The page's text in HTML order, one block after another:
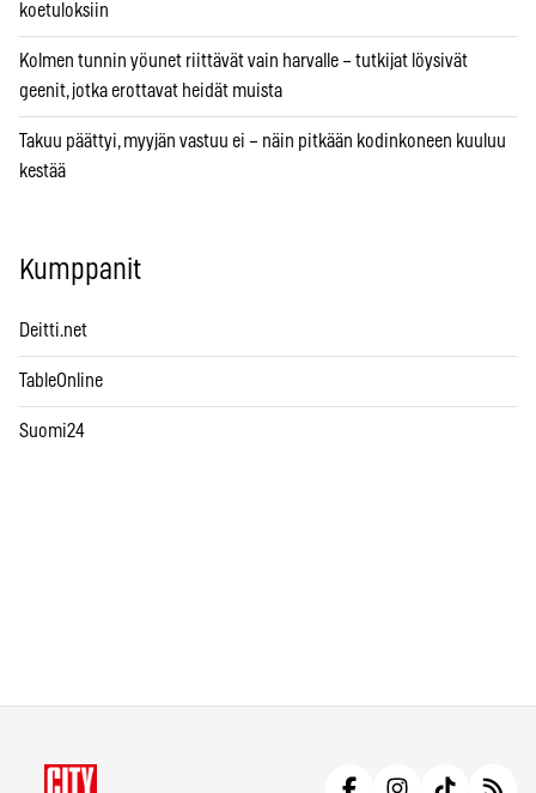
koetuloksiin
Kolmen tunnin yöunet riittävät vain harvalle – tutkijat löysivät
geenit, jotka erottavat heidät muista
Takuu päättyi, myyjän vastuu ei – näin pitkään kodinkoneen kuuluu
kestää
Kumppanit
Deitti.net
TableOnline
Suomi24